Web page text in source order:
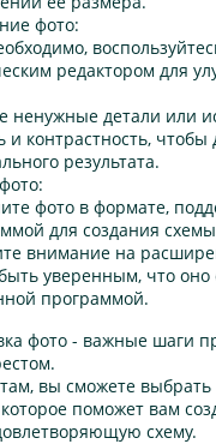
фото:
редактором для
ненужные детали или
и контрастность, чтобы
результата.
фото в формате,
для создания
внимание на
уверенным, что оно
программой.
фото - важные шаги
вы сможете выбрать
поможет вам
схему.